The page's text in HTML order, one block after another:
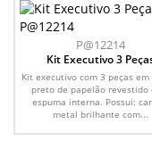
P@12214
Kit Executivo 3
Kit executivo com 3 peças
preto de papelão revestido
espuma interna. Possui:
metal brilhante com...